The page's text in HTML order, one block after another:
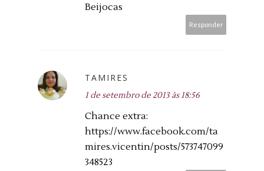
Beijocas
Responder
TAMIRES
1 de setembro de 2013 às 18:56
Chance extra:
https://www.facebook.com/ta
mires.vicentin/posts/573747099
348523